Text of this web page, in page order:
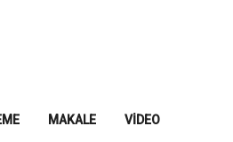
MAKALE VIDEO